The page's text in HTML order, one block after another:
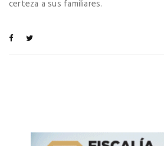
certeza a sus familiares.